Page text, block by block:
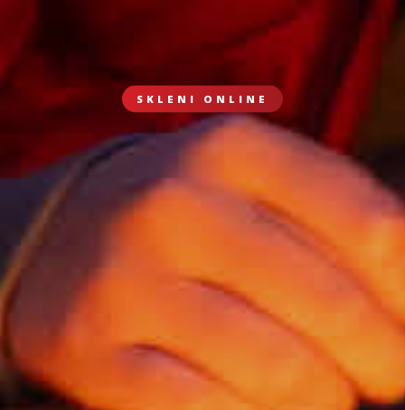
SKLENI ONLINE